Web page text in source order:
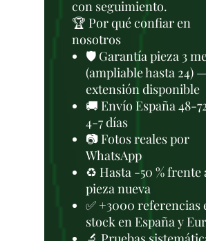
con seguimiento.
🏆 Por qué confiar en
nosotros
🛡️ Garantía pieza 3
(ampliable hasta 24) —
extensión disponible
🚚 Envío España 48-
4-7 días
📷 Fotos reales por
WhatsApp
♻️ Hasta -50 % frente
pieza nueva
✅ +3000 referencias
stock en España y